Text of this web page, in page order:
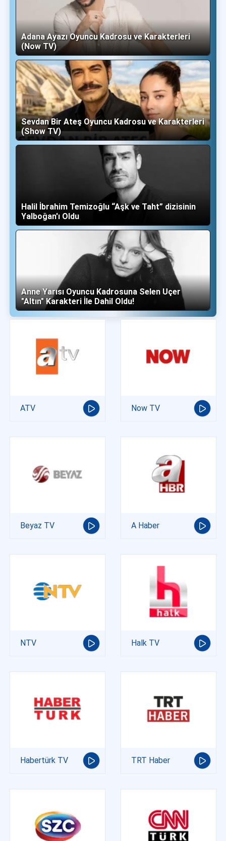
Adana Ayazı Oyuncu Kadrosu ve Karakterleri
(Now TV)
Sevdan Bir Ateş Oyuncu Kadrosu ve Karakterleri
(Show TV)
Halil İbrahim Temizoğlu “Aşk ve Taht” dizisinin
Yalboğan'ı Oldu
Anne Yarısı Oyuncu Kadrosuna Selen Uçer
"Altın" Karakteri İle Dahil Oldu!
ATV Now TV
Beyaz TV A Haber
NTV Halk TV
Habertürk TV TRT Haber